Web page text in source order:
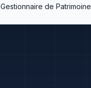
Gestionnaire de Patrimoine